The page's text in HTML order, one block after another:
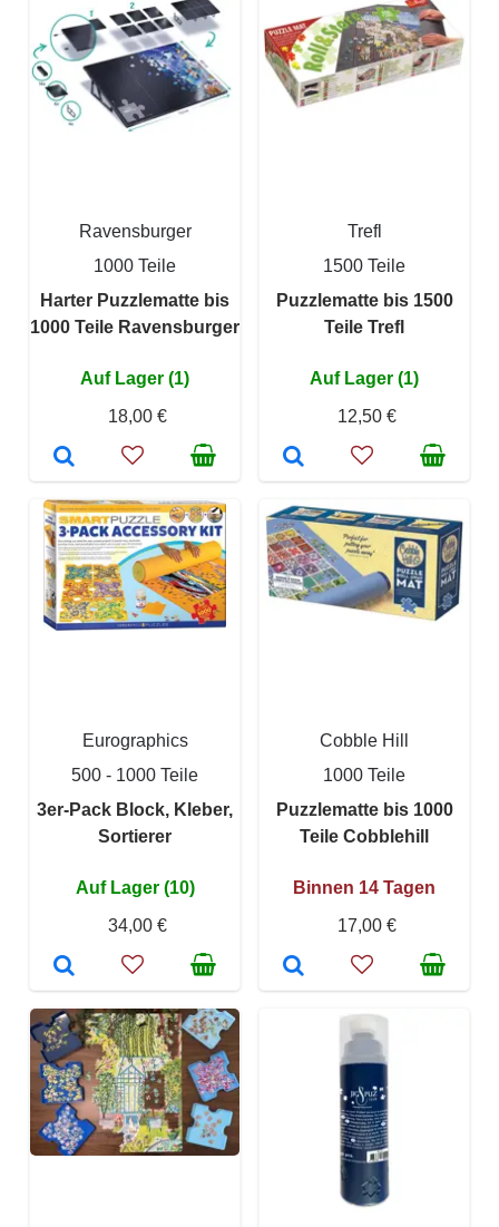
Ravensburger
1000 Teile
Harter Puzzlematte bis
1000 Teile Ravensburger
Auf Lager (1)
18,00 €
Trefl
1500 Teile
Puzzlematte bis 1500
Teile Trefl
Auf Lager (1)
12,50 €
Eurographics
500 - 1000 Teile
3er-Pack Block, Kleber,
Sortierer
Auf Lager (10)
34,00 €
Cobble Hill
1000 Teile
Puzzlematte bis 1000
Teile Cobblehill
Binnen 14 Tagen
17,00 €